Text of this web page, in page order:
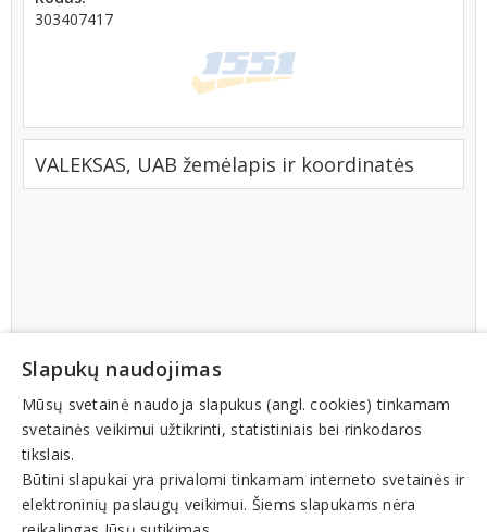
303407417
VALEKSAS, UAB žemėlapis ir koordinatės
Slapukų naudojimas
Mūsų svetainė naudoja slapukus (angl. cookies) tinkamam
svetainės veikimui užtikrinti, statistiniais bei rinkodaros
tikslais.
Būtini slapukai yra privalomi tinkamam interneto svetainės ir
elektroninių paslaugų veikimui. Šiems slapukams nėra